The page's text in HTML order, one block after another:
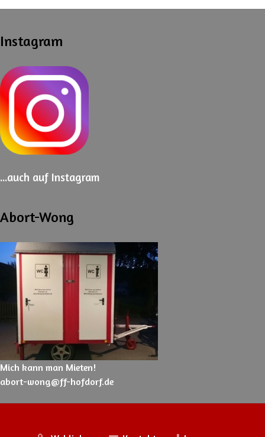
Instagram
...auch auf Instagram
Abort-Wong
Mich kann man Mieten!
abort-wong@ff-hofdorf.de